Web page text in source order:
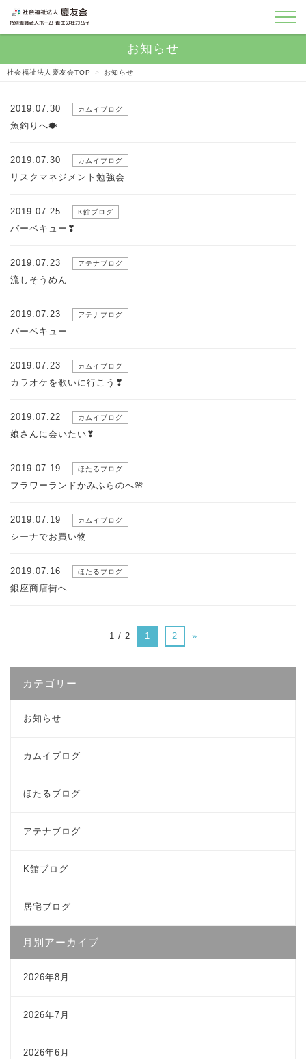
社会福祉法人慶友会TOP > お知らせ
2019.07.30 カムイブログ
魚釣りへ🐡
2019.07.30 カムイブログ
リスクマネジメント勉強会
2019.07.25 K館ブログ
バーベキュー❣
2019.07.23 アテナブログ
流しそうめん
2019.07.23 アテナブログ
バーベキュー
2019.07.23 カムイブログ
カラオケを歌いに行こう❣
2019.07.22 カムイブログ
娘さんに会いたい❣
2019.07.19 ほたるブログ
フラワーランドかみふらのへ🌸
2019.07.19 カムイブログ
シーナでお買い物
2019.07.16 ほたるブログ
銀座商店街へ
1 / 2 1 2 »
カテゴリー
お知らせ
カムイブログ
ほたるブログ
アテナブログ
K館ブログ
居宅ブログ
月別アーカイブ
2026年8月
2026年7月
2026年6月